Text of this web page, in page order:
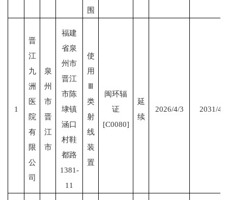
围
1
晋
江
九
洲
医
院
有
限
公
司
泉
州
市
晋
江
市
福建
省泉
州市
晋江
市陈
埭镇
涵口
村鞋
都路
1381-
11
使
用
Ⅲ
类
射
线
装
置
闽环辐
证
[C0080]
延
续
2026/4/3 2031/4/2